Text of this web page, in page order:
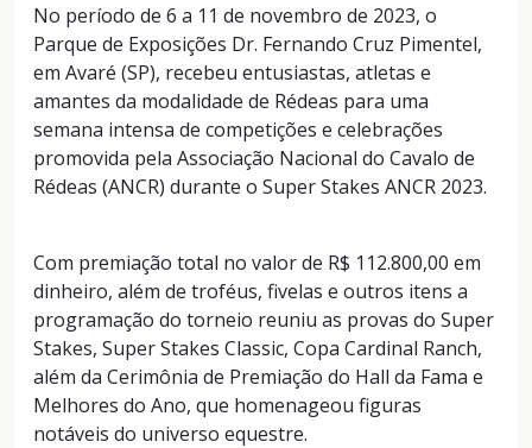
No período de 6 a 11 de novembro de 2023, o
Parque de Exposições Dr. Fernando Cruz Pimentel,
em Avaré (SP), recebeu entusiastas, atletas e
amantes da modalidade de Rédeas para uma
semana intensa de competições e celebrações
promovida pela Associação Nacional do Cavalo de
Rédeas (ANCR) durante o Super Stakes ANCR 2023.
Com premiação total no valor de R$ 112.800,00 em
dinheiro, além de troféus, fivelas e outros itens a
programação do torneio reuniu as provas do Super
Stakes, Super Stakes Classic, Copa Cardinal Ranch,
além da Cerimônia de Premiação do Hall da Fama e
Melhores do Ano, que homenageou figuras
notáveis do universo equestre.